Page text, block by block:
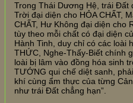
Trong Thái Dương Hệ, trái Đất
Trời đại diện cho HỎA CHẤT,
CHẤT, Hư Không đại diện cho
tùy theo mỗi chất có đại diện
Hành Tinh, duy chỉ có các loài
THỨC, Nghe-Thấy-Biết chính
loài bị lâm vào đồng hóa sinh
TƯỚNG qui chế diệt sanh,
khí cùng ẩm thực của từng
như trái Đất chẳng hạn”.